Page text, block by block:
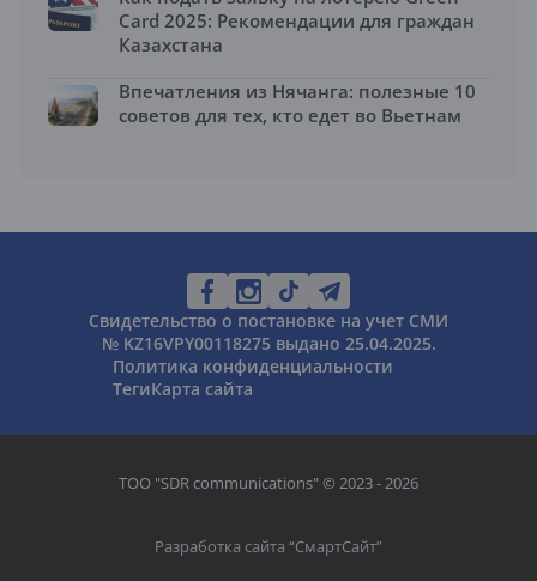
Card 2025: Рекомендации для граждан
Казахстана
Впечатления из Нячанга: полезные 10
советов для тех, кто едет во Вьетнам
Свидетельство о постановке на учет СМИ
№ KZ16VPY00118275 выдано 25.04.2025.
Политика конфиденциальности
ТегиКарта сайта
ТОО "SDR communications" © 2023 - 2026
Разработка сайта “СмартСайт”